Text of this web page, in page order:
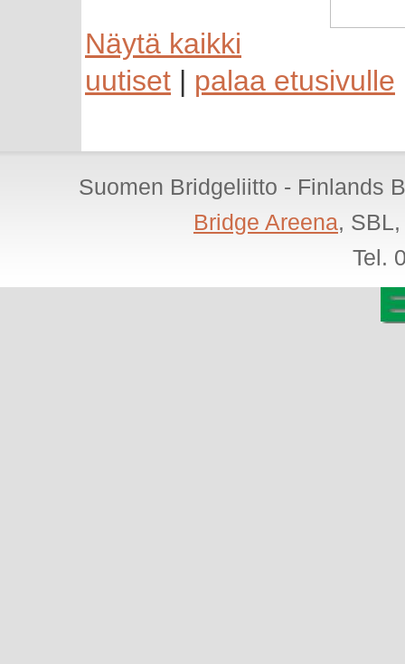
Näytä kaikki
uutiset | palaa etusivulle
Suomen Bridgeliitto - Finlands
Bridge Areena,
Tel.